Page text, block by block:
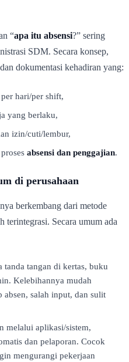
“apa itu absensi?” sering
SDM. Secara konsep,
dokumentasi kehadiran yang:
hari/per shift,
yang berlaku,
izin/cuti/lembur,
absensi dan penggajian.
di perusahaan
berkembang dari metode
terintegrasi. Secara umum ada
tanda tangan di kertas, buku
Kelebihannya mudah
salah input, dan sulit
melalui aplikasi/sistem,
dan pelaporan. Cocok
mengurangi pekerjaan